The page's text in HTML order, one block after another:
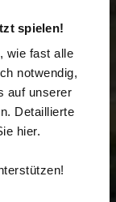
spielen!
wie fast alle
notwendig,
auf unserer
Detaillierte
hier.